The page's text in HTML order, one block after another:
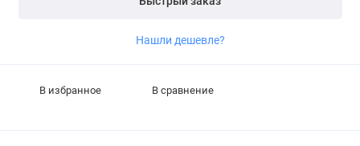
Нашли дешевле?
В избранное В сравнение